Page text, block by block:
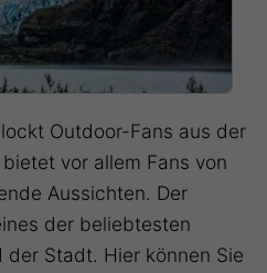
Outdoor-Fans aus der
vor allem Fans von
Aussichten. Der
der beliebtesten
der Stadt. Hier können Sie